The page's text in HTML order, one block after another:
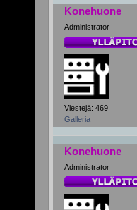
Konehuone
Administrator
Viestejä: 469
Galleria
Konehuone
Administrator